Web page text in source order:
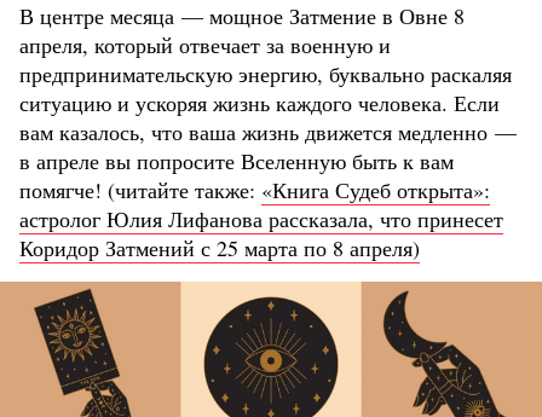
В центре месяца — мощное Затмение в Овне 8
апреля, который отвечает за военную и
предпринимательскую энергию, буквально раскаляя
ситуацию и ускоряя жизнь каждого человека. Если
вам казалось, что ваша жизнь движется медленно —
в апреле вы попросите Вселенную быть к вам
помягче! (читайте также: «Книга Судеб открыта»:
астролог Юлия Лифанова рассказала, что принесет
Коридор Затмений с 25 марта по 8 апреля)